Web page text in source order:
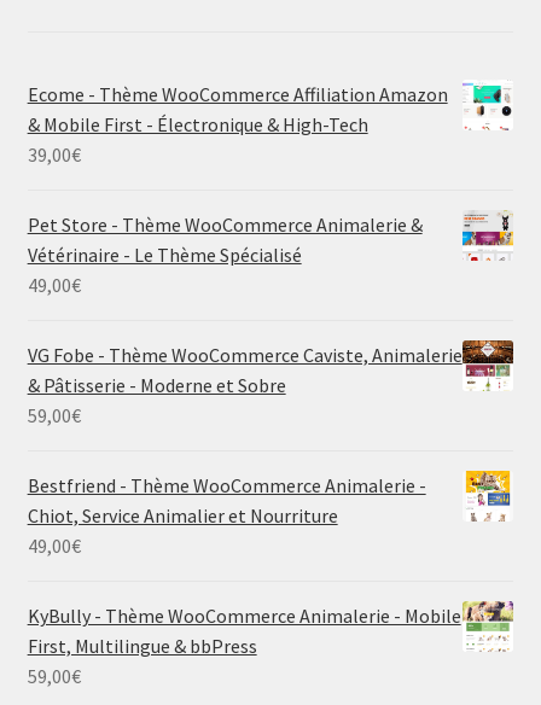
Ecome - Thème WooCommerce Affiliation Amazon
& Mobile First - Électronique & High-Tech
39,00€
Pet Store - Thème WooCommerce Animalerie &
Vétérinaire - Le Thème Spécialisé
49,00€
VG Fobe - Thème WooCommerce Caviste, Animalerie
& Pâtisserie - Moderne et Sobre
59,00€
Bestfriend - Thème WooCommerce Animalerie -
Chiot, Service Animalier et Nourriture
49,00€
KyBully - Thème WooCommerce Animalerie - Mobile
First, Multilingue & bbPress
59,00€